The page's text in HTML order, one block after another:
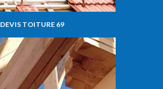
DEVIS TOITURE 69